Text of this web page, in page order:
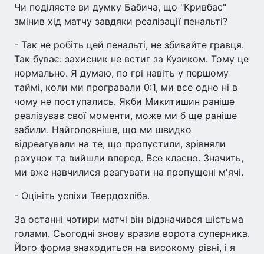
Чи поділяєте ви думку Бабича, що "Кривбас"
змінив хід матчу завдяки реалізації пенальті?
- Так не робіть цей пенальті, не збивайте гравця.
Так буває: захисник не встиг за Кузиком. Тому це
нормально. Я думаю, по грі навіть у першому
таймі, коли ми програвали 0:1, ми все одно ні в
чому не поступались. Якби Микитишин раніше
реалізував свої моменти, може ми б ще раніше
забили. Найголовніше, що ми швидко
відреагували на те, що пропустили, зрівняли
рахунок та вийшли вперед. Все класно. Значить,
ми вже навчилися реагувати на пропущені м'ячі.
- Оцініть успіхи Твердохліба.
За останні чотири матчі він відзначився шістьма
голами. Сьогодні знову вразив ворота суперника.
Його форма знаходиться на високому рівні, і я